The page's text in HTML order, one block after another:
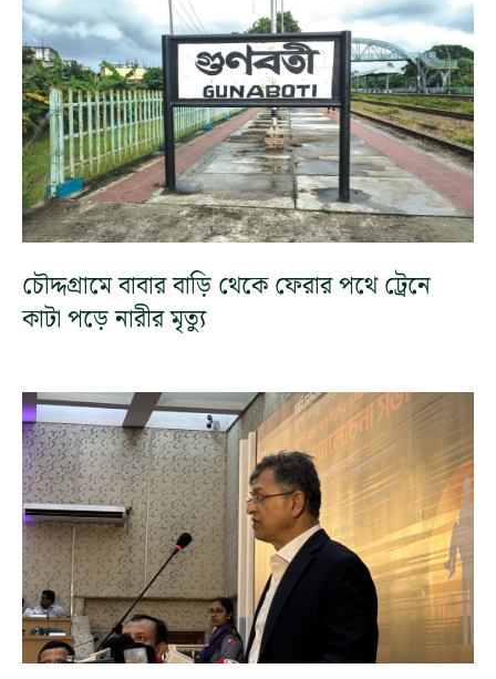
চৌদ্দগ্রামে বাবার বাড়ি থেকে ফেরার পথে ট্রেনে
কাটা পড়ে নারীর মৃত্যু